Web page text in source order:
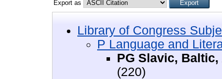
Export as
Library of Congress
P Language and
PG Slavic,
(220)